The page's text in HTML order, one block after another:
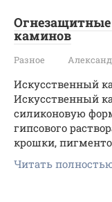
каминов
Разное
Искусственный
Искусственный
силиконовую
гипсового
крошки,
Читать